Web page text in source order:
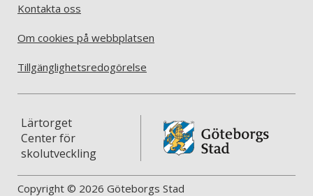
Kontakta oss
Om cookies på webbplatsen
Tillgänglighetsredogörelse
Lärtorget
Center för
skolutveckling
Copyright © 2026 Göteborgs Stad